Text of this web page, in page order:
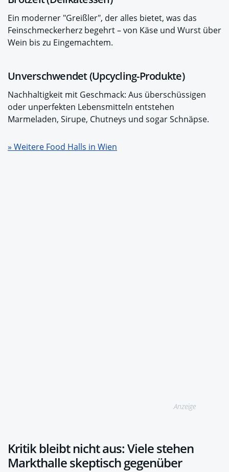
Ein moderner "Greißler", der alles bietet, was das
Feinschmeckerherz begehrt – von Käse und Wurst über
Wein bis zu Eingemachtem.
Unverschwendet (Upcycling-Produkte)
Nachhaltigkeit mit Geschmack: Aus überschüssigen
oder unperfekten Lebensmitteln entstehen
Marmeladen, Sirupe, Chutneys und sogar Schnäpse.
» Weitere Food Halls in Wien
Anzeige
Kritik bleibt nicht aus: Viele stehen
Markthalle skeptisch gegenüber